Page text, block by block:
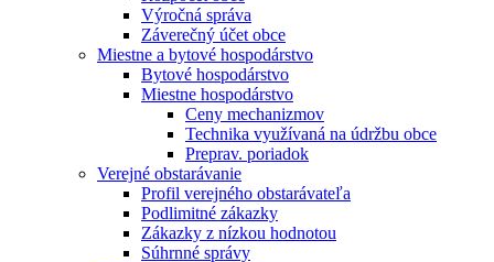
Výročná správa
Záverečný účet obce
Miestne a bytové hospodárstvo
Bytové hospodárstvo
Miestne hospodárstvo
Ceny mechanizmov
Technika využívaná na údržbu obce
Preprav. poriadok
Verejné obstarávanie
Profil verejného obstarávateľa
Podlimitné zákazky
Zákazky z nízkou hodnotou
Súhrnné správy